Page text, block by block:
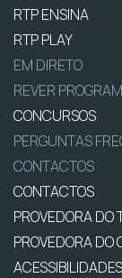
RTP ENSINA
RTP PLAY
EM DIRETO
REVER
CONCURSOS
PERGUNTAS
CONTACTOS
CONTACTOS
PROVEDORA DO
PROVEDORA DO
ACESSIBILIDADES